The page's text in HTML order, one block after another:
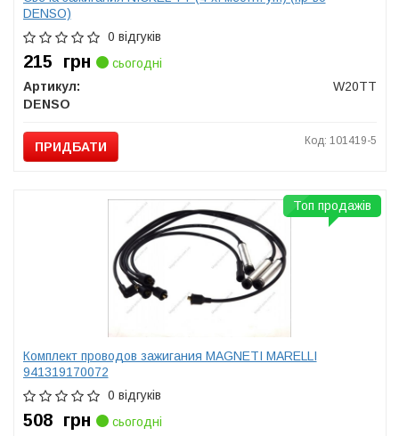
DENSO)
0 відгуків
215 грн
сьогодні
Артикул:
W20TT
DENSO
ПРИДБАТИ Код: 101419-5
Комплект проводов зажигания MAGNETI MARELLI
941319170072
0 відгуків
508 грн сьогодні
Топ продажів